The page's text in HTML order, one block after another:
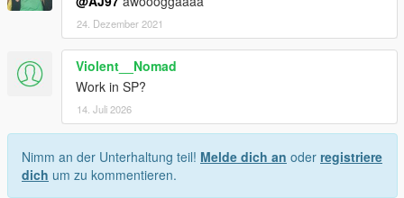
24. Dezember 2021
Violent__Nomad
Work in SP?
14. Juli 2026
Nimm an der Unterhaltung teil! Melde dich an oder registriere
dich um zu kommentieren.